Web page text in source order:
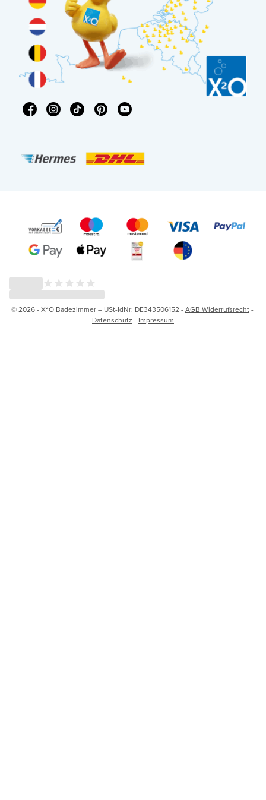
© 2026 - X²O Badezimmer – USt-IdNr: DE343506152 -AGB Widerrufsrecht-
Datenschutz - Impressum